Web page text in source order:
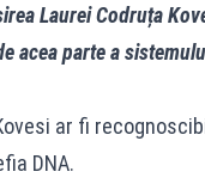
Laurei Codruța
acea parte a
ar fi
DNA.